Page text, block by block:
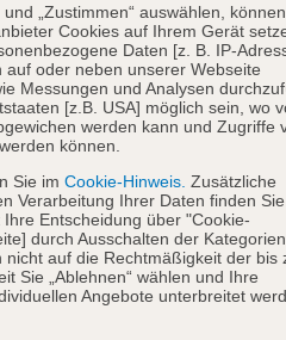
„Zustimmen“ auswählen,
Cookies auf Ihrem Gerät
Daten [z. B. IP-
oder neben unserer Webseite
Messungen und Analysen
[z.B. USA] möglich sein, wo
werden kann und Zugriffe
können.
Sie im Cookie-Hinweis. Zusätzliche
Verarbeitung Ihrer Daten finden
Entscheidung über "Cookie-
durch Ausschalten der Kategorien
auf die Rechtmäßigkeit der bis
Sie „Ablehnen“ wählen und Ihre
Angebote unterbreitet